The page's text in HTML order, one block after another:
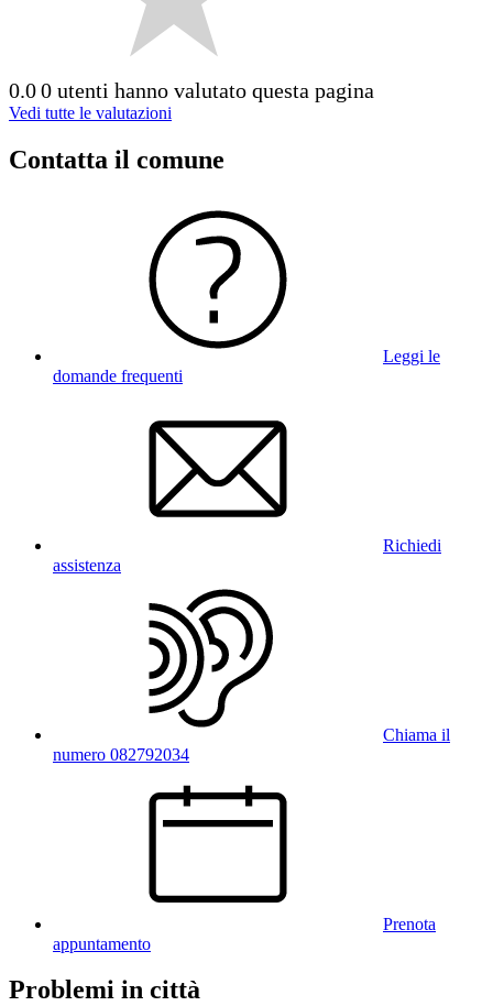
0.00 utenti hanno valutato questa pagina
Vedi tutte le valutazioni
Contatta il comune
Leggi le
domande frequenti
Richiedi
assistenza
Chiama il
numero 082792034
Prenota
appuntamento
Problemi in città